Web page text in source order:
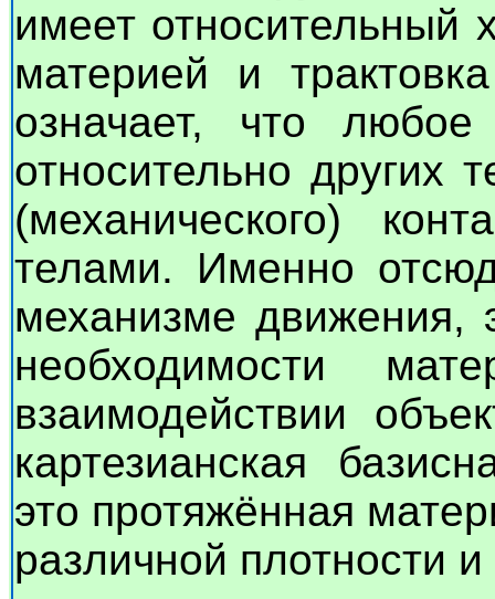
имеет относительный
материей и
означает, что
относительно других
(механического)
телами. Именно
механизме движения,
необходимости
взаимодействии
картезианская
это протяжённая
различной плотности